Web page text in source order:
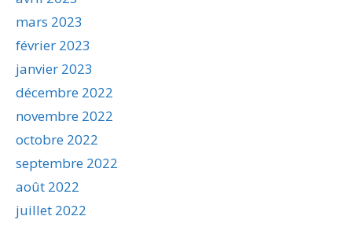
mars 2023
février 2023
janvier 2023
décembre 2022
novembre 2022
octobre 2022
septembre 2022
août 2022
juillet 2022